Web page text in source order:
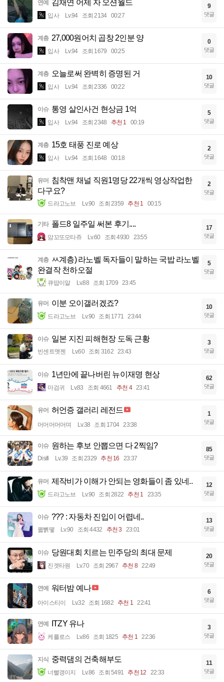
연예 김채연 어제 자 오션월드
입사 Lv.94 조회 2134 00:27
9
댓글
계층 27,000원어치 곱창 2인분 양
입사 Lv.94 조회 1679 00:25
0
댓글
계층 오늘로써 완벽히 증명된 거
입사 Lv.94 조회 2336 00:22
10
댓글
이슈 통영 살인사건 현상금 1억
입사 Lv.94 조회 2348 추천 1 00:19
5
댓글
계층 15호 태풍 진로 예상
입사 Lv.94 조회 1648 00:18
2
댓글
유머 침착맨 채널 직원1명당 22개씩 영상작업한
다구요?
드라고노브 Lv.90 조회 2359 추천 1 00:15
2
댓글
기타 폴드8 일주일 써본 후기....
암꼬또모타쥬 Lv.60 조회 4930 23:55
17
댓글
계층 ㅆ계층) 라노벨 독자들이 말하는 국밥 라노벨
완결작 천하오절
큐땁이알 Lv.88 조회 1709 23:45
5
댓글
유머 이분 오이갤러겠죠?
드라고노브 Lv.90 조회 1771 23:44
10
댓글
이슈 일본 지진 피해현장 도독 근황
빈센트멧젠 Lv.60 조회 3162 23:43
3
댓글
이슈 1년만에 끝나버린 뉴이재명 현상
마검귀 Lv.83 조회 4661 추천 4 23:41
62
댓글
유머 허언증 갤러리 레전드
머머머머머며 Lv.38 조회 1704 23:38
1
댓글
이슈 원하는 후보 안뽑으면 다 2찍임?
Disifi Lv.39 조회 2329 추천 16 23:37
85
댓글
유머 제작비가 이해가 안되는 영화들이 좀 있네..
드라고노브 Lv.90 조회 2822 추천 1 23:35
12
댓글
이슈 ??? : 자동차 진입이 어렵네..
꿻뻵뗗 Lv.90 조회 4432 추천 3 23:01
13
댓글
이슈 당원대회 치르는 민주당의 최대 문제
진겟타원 Lv.70 조회 2967 추천 8 22:49
20
댓글
연예 워터밤 예나
아이스티이 Lv.32 조회 1682 추천 1 22:41
6
댓글
연예 ITZY 유나
케를로스 Lv.86 조회 1825 추천 1 22:36
3
댓글
지식 중력댐의 건축해부도
너빨갱이지 Lv.86 조회 5491 추천 12 22:33
11
댓글